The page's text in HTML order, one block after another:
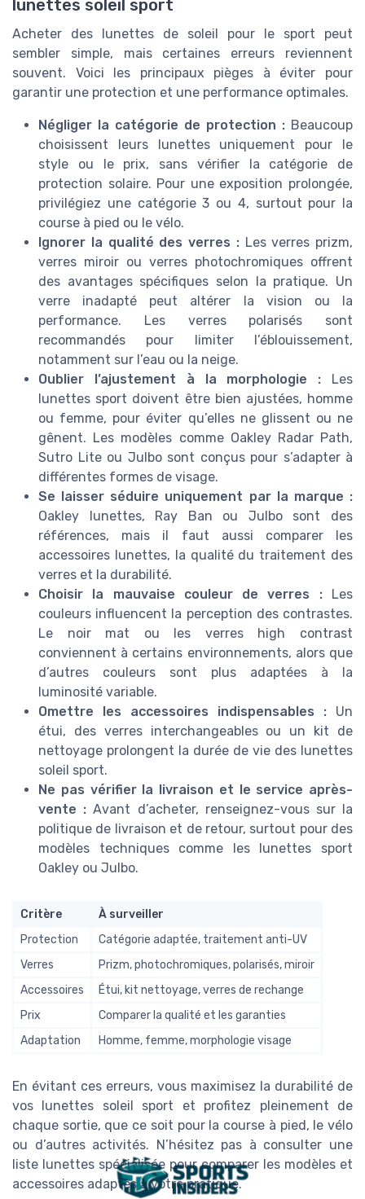
lunettes soleil sport
Acheter des lunettes de soleil pour le sport peut
sembler simple, mais certaines erreurs reviennent
souvent. Voici les principaux pièges à éviter pour
garantir une protection et une performance optimales.
Négliger la catégorie de protection : Beaucoup
choisissent leurs lunettes uniquement pour le
style ou le prix, sans vérifier la catégorie de
protection solaire. Pour une exposition prolongée,
privilégiez une catégorie 3 ou 4, surtout pour la
course à pied ou le vélo.
Ignorer la qualité des verres :Les verres prizm,
verres miroir ou verres photochromiques offrent
des avantages spécifiques selon la pratique. Un
verre inadapté peut altérer la vision ou la
performance. Les verres polarisés sont
recommandés pour limiter l’éblouissement,
notamment sur l’eau ou la neige.
Oublier l’ajustement à la morphologie : Les
lunettes sport doivent être bien ajustées, homme
ou femme, pour éviter qu’elles ne glissent ou ne
gênent. Les modèles comme Oakley Radar Path,
Sutro Lite ou Julbo sont conçus pour s’adapter à
différentes formes de visage.
Se laisser séduire uniquement par la marque :
Oakley lunettes, Ray Ban ou Julbo sont des
références, mais il faut aussi comparer les
accessoires lunettes, la qualité du traitement des
verres et la durabilité.
Choisir la mauvaise couleur de verres :Les
couleurs influencent la perception des contrastes.
Le noir mat ou les verres high contrast
conviennent à certains environnements, alors que
d’autres couleurs sont plus adaptées à la
luminosité variable.
Omettre les accessoires indispensables : Un
étui, des verres interchangeables ou un kit de
nettoyage prolongent la durée de vie des lunettes
soleil sport.
Ne pas vérifier la livraison et le service après-
vente : Avant d’acheter, renseignez-vous sur la
politique de livraison et de retour, surtout pour des
modèles techniques comme les lunettes sport
Oakley ou Julbo.
Critère
À surveiller
Protection
Catégorie adaptée, traitement anti-UV
Verres
Prizm, photochromiques, polarisés, miroir
Accessoires
Étui, kit nettoyage, verres de rechange
Prix
Comparer la qualité et les garanties
Adaptation
Homme, femme, morphologie visage
En évitant ces erreurs, vous maximisez la durabilité de
vos lunettes soleil sport et profitez pleinement de
chaque sortie, que ce soit pour la course à pied, le vélo
ou d’autres activités. N’hésitez pas à consulter une
liste lunettes spécialisée pour comparer les modèles et
accessoires adaptés à votre pratique.